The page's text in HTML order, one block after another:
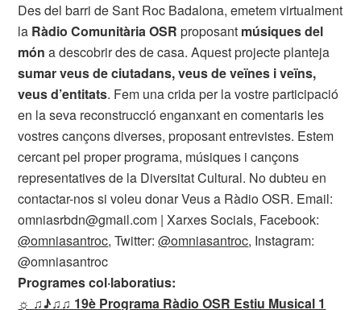
Des del barri de Sant Roc Badalona, emetem virtualment
la Ràdio Comunitària OSRproposant músiques del
món a descobrir des de casa. Aquest projecte planteja
sumar veus de ciutadans, veus de veïnes i veïns,
veus d’entitats. Fem una crida per la vostre participació
en la seva reconstrucció enganxant en comentaris les
vostres cançons diverses, proposant entrevistes. Estem
cercant pel proper programa, músiques i cançons
representatives de la Diversitat Cultural. No dubteu en
contactar-nos si voleu donar Veus a Ràdio OSR. Email:
omniasrbdn@gmail.com | Xarxes Socials, Facebook:
@omniasantroc, Twitter:@omniasantroc, Instagram:
@omniasantroc
Programes col·laboratius:
☼ ♫♪♫♫ 19è Programa Ràdio OSR Estiu Musical 1